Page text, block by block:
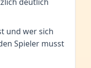
und wer sich
Spieler musst